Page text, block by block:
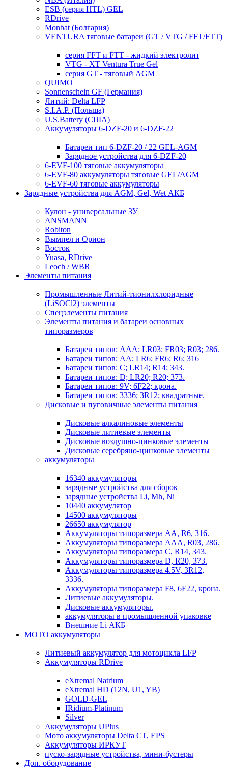
ESB (серия HTL) GEL
RDrive
Monbat (Болгария)
VENTURA тяговые батареи (GT / VTG / FFT/FTT)
серия FFT и FTT - жидкий электролит
VTG - XT Ventura True Gel
серия GT - тяговый AGM
QUIMO
Sonnenschein GF (Германия)
Литий: Delta LFP
S.I.A.P. (Польша)
U.S.Battery (США)
Аккумуляторы 6-DZF-20 и 6-DZF-22
Батареи тип 6-DZF-20 / 22 GEL-AGM
Зарядное устройства для 6-DZF-20
6-EVF-100 тяговые аккумуляторы
6-EVF-80 аккумуляторы тяговые GEL/AGM
6-EVF-60 тяговые аккумуляторы
Зарядные устройства для AGM, Gel, Wet АКБ
Кулон - универсальные ЗУ
ANSMANN
Robiton
Вымпел и Орион
Восток
Yuasa, RDrive
Leoch / WBR
Элементы питания
Промышленные Литий-тионилхлоридные
(LiSOCl2) элементы
Спецэлементы питания
Элементы питания и батареи основных
типоразмеров
Батареи типов: AAA; LR03; FR03; R03; 286.
Батареи типов: AA; LR6; FR6; R6; 316
Батареи типов: C; LR14; R14; 343.
Батареи типов: D; LR20; R20; 373.
Батареи типов: 9V; 6F22; крона.
Батареи типов: 3336; 3R12; квадратные.
Дисковые и пуговичные элементы питания
Дисковые алкалиновые элементы
Дисковые литиевые элементы
Дисковые воздушно-цинковые элементы
Дисковые серебряно-цинковые элементы
аккумуляторы
16340 аккумуляторы
зарядные устройства для сборок
зарядные устройства Li, Mh, Ni
10440 аккумулятор
14500 аккумуляторы
26650 аккумулятор
Аккумуляторы типоразмера АА, R6, 316.
Аккумуляторы типоразмера ААА, R03, 286.
Аккумуляторы типоразмера С, R14, 343.
Аккумуляторы типоразмера D, R20, 373.
Аккумуляторы типоразмера 4.5V, 3R12,
3336.
Аккумуляторы типоразмера F8, 6F22, крона.
Литиевые аккумуляторы.
Дисковые аккумуляторы.
аккумуляторы в промышленной упаковке
Внешние Li АКБ
МОТО аккумуляторы
Литиевый аккумулятор для мотоцикла LFP
Аккумуляторы RDrive
eXtremal Natrium
eXtremal HD (12N, U1, YB)
GOLD-GEL
IRidium-Platinum
Silver
Аккумуляторы UPlus
Мото аккумуляторы Delta CT, EPS
Аккумуляторы ИРКУТ
пуско-зарядные устройства, мини-бустеры
Доп. оборудование